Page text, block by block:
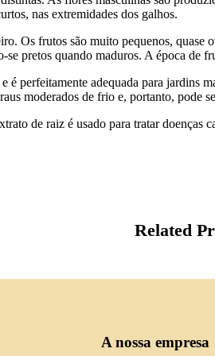
nas extremidades dos galhos.
Os frutos são muito pequenos,
pretos quando maduros. A época
perfeitamente adequada para jardins
moderados de frio e, portanto, pode
de raiz é usado para tratar
Related
A nossa empresa